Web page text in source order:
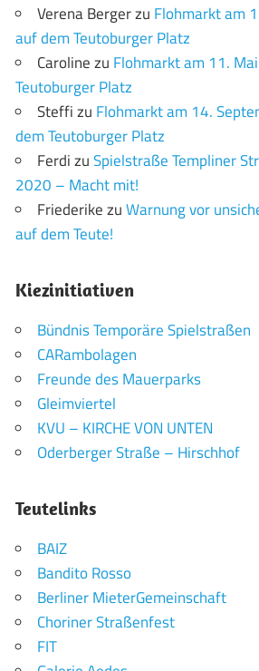
Verena Bergerzu Flohmarkt am
auf dem Teutoburger Platz
Carolinezu Flohmarkt am 11.
Teutoburger Platz
Steffizu Flohmarkt am 14.
dem Teutoburger Platz
FerdizuSpielstraße Templiner
2020 – Macht mit!
FriederikezuWarnung vor
auf dem Teute!
Kiezinitiativen
Bündnis Temporäre Spielstraßen
CARambolagen
Freunde des Mauerparks
Gleimviertel
KVU – KIRCHE VON UNTEN
Oderberger Straße – Hirschhof
Teutelinks
BAIZ
Bandito Rosso
Berliner MieterGemeinschaft
Choriner Straßenfest
FIT